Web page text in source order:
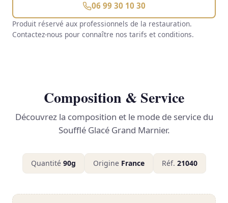
06 99 30 10 30
Produit réservé aux professionnels de la restauration.
Contactez-nous pour connaître nos tarifs et conditions.
Composition & Service
Découvrez la composition et le mode de service du
Soufflé Glacé Grand Marnier.
Quantité 90g Origine France Réf. 21040